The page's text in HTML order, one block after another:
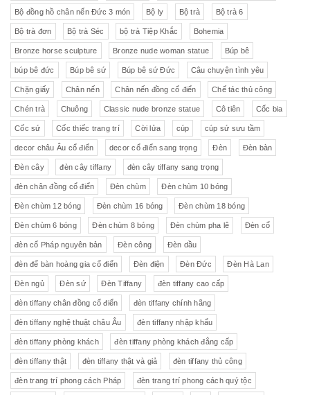
Bộ đồng hồ chân nến Đức 3 món Bộ ly Bộ trà Bộ trà 6
Bộ trà đơn Bộ trà Séc bộ trà Tiệp Khắc Bohemia
Bronze horse sculpture Bronze nude woman statue Búp bê
búp bê đức Búp bê sứ Búp bê sứ Đức Câu chuyện tình yêu
Chặn giấy Chân nến Chân nến đồng cổ điển Chế tác thủ công
Chén trà Chuông Classic nude bronze statue Cô tiên Cốc bia
Cốc sứ Cốc thiếc trang trí Cời lửa cúp cúp sứ sưu tầm
decor châu Âu cổ điển decor cổ điển sang trọng Đèn Đèn bàn
Đèn cây đèn cây tiffany đèn cây tiffany sang trọng
đèn chân đồng cổ điển Đèn chùm Đèn chùm 10 bóng
Đèn chùm 12 bóng Đèn chùm 16 bóng Đèn chùm 18 bóng
Đèn chùm 6 bóng Đèn chùm 8 bóng Đèn chùm pha lê Đèn cổ
đèn cổ Pháp nguyên bản Đèn công Đèn dầu
đèn để bàn hoàng gia cổ điển Đèn điện Đèn Đức Đèn Hà Lan
Đèn ngủ Đèn sứ Đèn Tiffany đèn tiffany cao cấp
đèn tiffany chân đồng cổ điển đèn tiffany chính hãng
đèn tiffany nghệ thuật châu Âu đèn tiffany nhập khẩu
đèn tiffany phòng khách đèn tiffany phòng khách đẳng cấp
đèn tiffany thật đèn tiffany thật và giả đèn tiffany thủ công
đèn trang trí phong cách Pháp đèn trang trí phong cách quý tộc